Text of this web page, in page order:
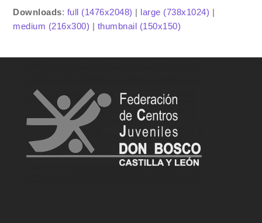
Downloads: full (1476x2048) | large (738x1024) |
medium (216x300) | thumbnail (150x150)